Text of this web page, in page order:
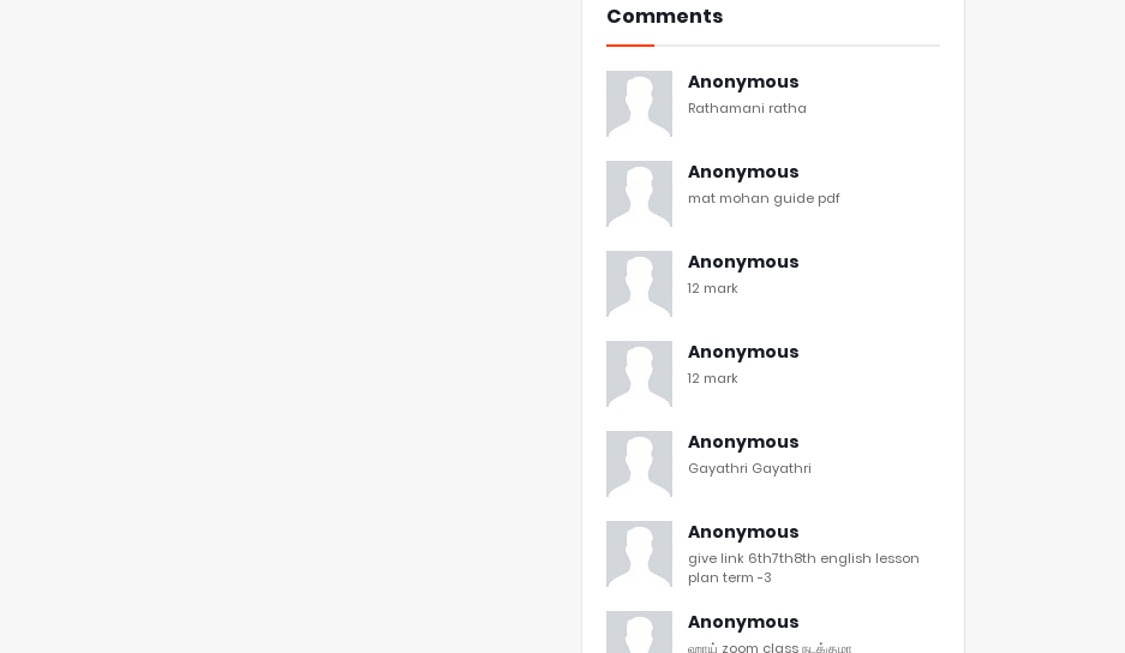
Comments
Anonymous
Rathamani ratha
Anonymous
mat mohan guide pdf
Anonymous
12 mark
Anonymous
12 mark
Anonymous
Gayathri Gayathri
Anonymous
give link 6th7th8th english lesson
plan term -3
Anonymous
ஹாய் zoom class நடக்குமா